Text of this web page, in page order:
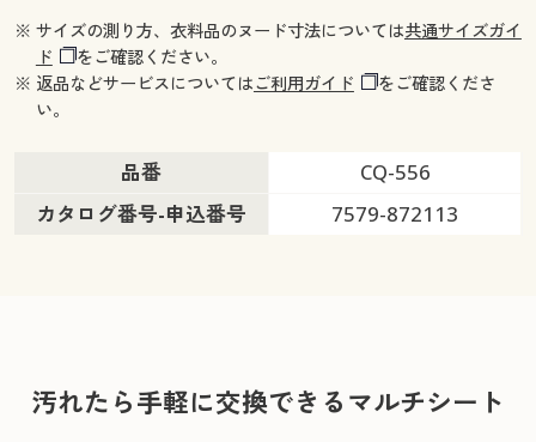
※ サイズの測り方、衣料品のヌード寸法については共通サイズガイ
ド
をご確認ください。
※ 返品などサービスについてはご利用ガイド
をご確認くださ
い。
品番
CQ-556
カタログ番号-申込番号
7579-872113
汚れたら手軽に交換できるマルチシート